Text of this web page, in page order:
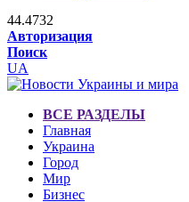
44.4732
Авторизация
Поиск
UA
ВСЕ РАЗДЕЛЫ
Главная
Украина
Город
Мир
Бизнес